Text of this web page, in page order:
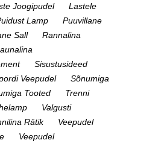
Joogipudel
Lastele
Lamp
Puuvillane
Sall
Rannalina
Sisustusideed
Veepudel
Sõnumiga
Tooted
Trenni
Valgusti
Rätik
Veepudel
Veepudel